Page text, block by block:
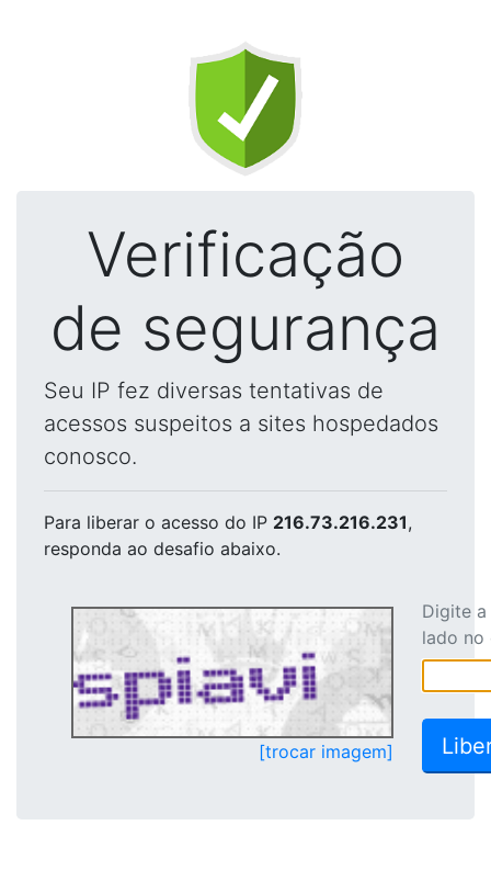
Verificação
de segurança
Seu IP fez diversas tentativas de
acessos suspeitos a sites hospedados
conosco.
Para liberar o acesso do IP 216.73.216.231,
responda ao desafio abaixo.
[trocar imagem]
Digite
lado no